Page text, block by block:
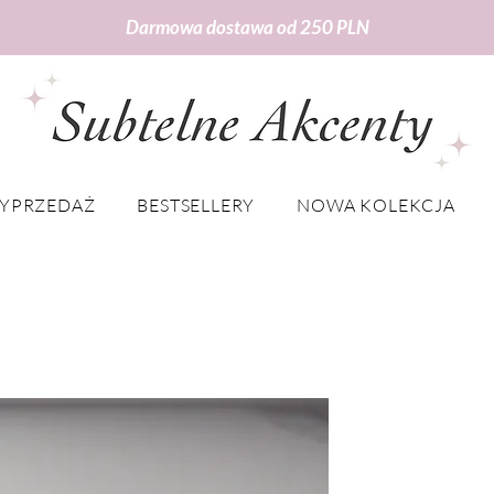
Darmowa dostawa od 250 PLN
BESTSELLERY NOWA KOLEKCJA